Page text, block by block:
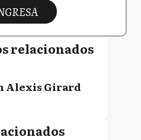
relacionados
Alexis Girard